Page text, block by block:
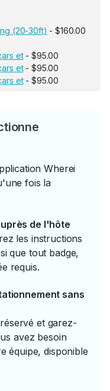
(20-30ft) - $160.00
et- $95.00
et- $95.00
et- $95.00
Wherei
fois la
de l'hôte
les instructions
que tout badge,
requis.
sans
et garez-
avez besoin
équipe, disponible